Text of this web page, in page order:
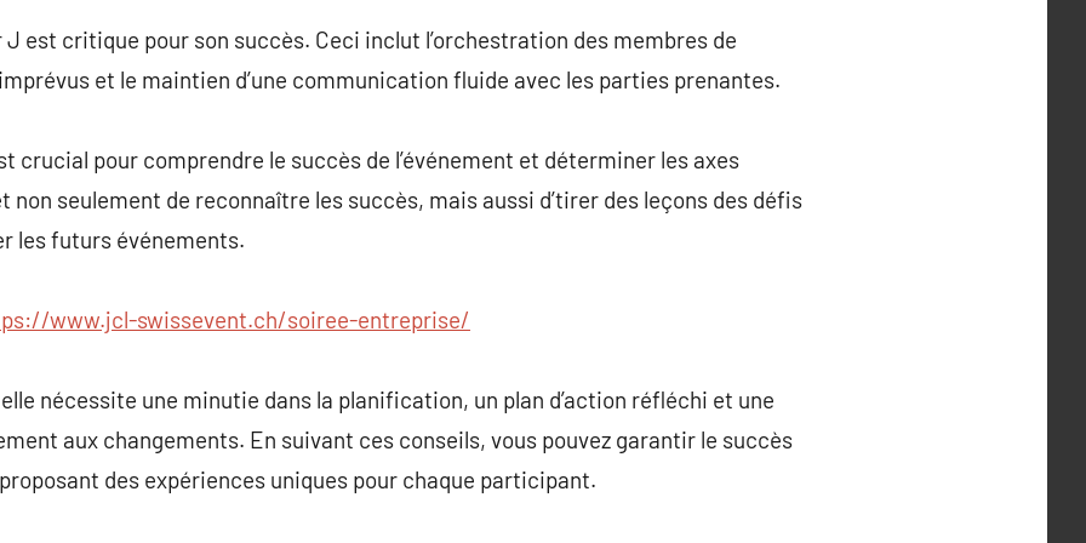
est critique pour son succès. Ceci inclut l’orchestration des membres de
et le maintien d’une communication fluide avec les parties prenantes.
crucial pour comprendre le succès de l’événement et déterminer les axes
non seulement de reconnaître les succès, mais aussi d’tirer des leçons des défis
les futurs événements.
www.jcl-swissevent.ch/soiree-entreprise/
nécessite une minutie dans la planification, un plan d’action réfléchi et une
aux changements. En suivant ces conseils, vous pouvez garantir le succès
des expériences uniques pour chaque participant.